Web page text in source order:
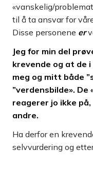
«vanskelig/
til å ta ansvar for
Disse personene er
Jeg for min del
krevende og at de
meg og mitt både
”verdensbilde». De
reagerer jo ikke
andre.
Ha derfor en
selvvurdering og